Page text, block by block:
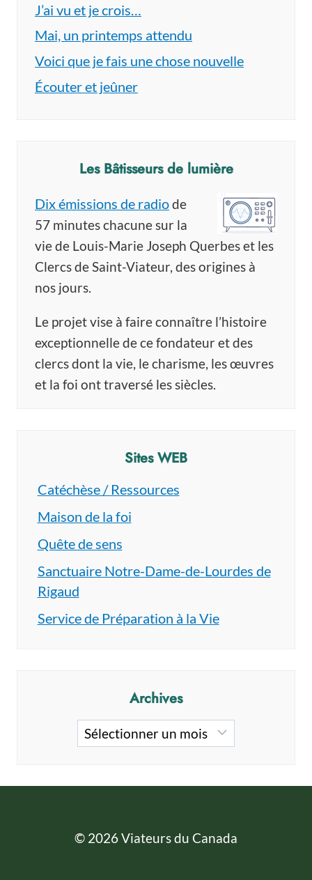
J’ai vu et je crois…
Mai, un printemps attendu
Voici que je fais une chose nouvelle
Écouter et jeûner
Les Bâtisseurs de lumière
Dix émissions de radiode
57 minutes chacune sur la
vie de Louis-Marie Joseph Querbes et les
Clercs de Saint-Viateur, des origines à
nos jours.
Le projet vise à faire connaître l’histoire
exceptionnelle de ce fondateur et des
clercs dont la vie, le charisme, les œuvres
et la foi ont traversé les siècles.
Sites WEB
Catéchèse / Ressources
Maison de la foi
Quête de sens
Sanctuaire Notre-Dame-de-Lourdes de
Rigaud
Service de Préparation à la Vie
Archives
Archives
© 2026 Viateurs du Canada